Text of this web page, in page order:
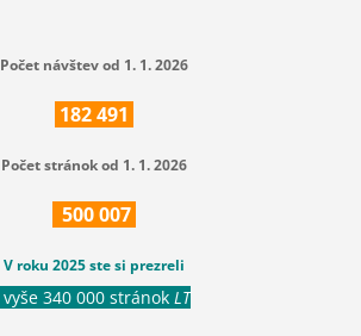
Počet návštev od 1. 1. 2026
182491
Počet stránok od 1. 1. 2026
500007
V roku 2025 ste si prezreli
vyše 340 000 stránok LT